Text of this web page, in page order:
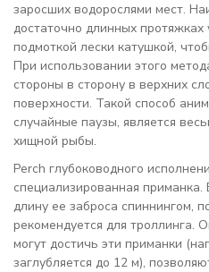
заросших водорослями мест.
достаточно длинных
подмоткой лески катушкой,
При использовании этого
стороны в сторону в верхних
поверхности. Такой способ
случайные паузы, является
хищной рыбы.
Perch глубоководного
специализированная
длину ее заброса спиннингом,
рекомендуется для троллинга.
могут достичь эти приманки
заглубляется до 12 м),